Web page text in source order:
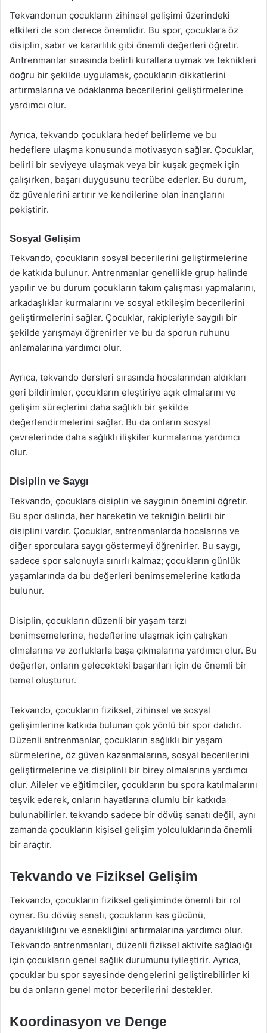
Tekvandonun çocukların zihinsel gelişimi üzerindeki
etkileri de son derece önemlidir. Bu spor, çocuklara öz
disiplin, sabır ve kararlılık gibi önemli değerleri öğretir.
Antrenmanlar sırasında belirli kurallara uymak ve teknikleri
doğru bir şekilde uygulamak, çocukların dikkatlerini
artırmalarına ve odaklanma becerilerini geliştirmelerine
yardımcı olur.
Ayrıca, tekvando çocuklara hedef belirleme ve bu
hedeflere ulaşma konusunda motivasyon sağlar. Çocuklar,
belirli bir seviyeye ulaşmak veya bir kuşak geçmek için
çalışırken, başarı duygusunu tecrübe ederler. Bu durum,
öz güvenlerini artırır ve kendilerine olan inançlarını
pekiştirir.
Sosyal Gelişim
Tekvando, çocukların sosyal becerilerini geliştirmelerine
de katkıda bulunur. Antrenmanlar genellikle grup halinde
yapılır ve bu durum çocukların takım çalışması yapmalarını,
arkadaşlıklar kurmalarını ve sosyal etkileşim becerilerini
geliştirmelerini sağlar. Çocuklar, rakipleriyle saygılı bir
şekilde yarışmayı öğrenirler ve bu da sporun ruhunu
anlamalarına yardımcı olur.
Ayrıca, tekvando dersleri sırasında hocalarından aldıkları
geri bildirimler, çocukların eleştiriye açık olmalarını ve
gelişim süreçlerini daha sağlıklı bir şekilde
değerlendirmelerini sağlar. Bu da onların sosyal
çevrelerinde daha sağlıklı ilişkiler kurmalarına yardımcı
olur.
Disiplin ve Saygı
Tekvando, çocuklara disiplin ve saygının önemini öğretir.
Bu spor dalında, her hareketin ve tekniğin belirli bir
disiplini vardır. Çocuklar, antrenmanlarda hocalarına ve
diğer sporculara saygı göstermeyi öğrenirler. Bu saygı,
sadece spor salonuyla sınırlı kalmaz; çocukların günlük
yaşamlarında da bu değerleri benimsemelerine katkıda
bulunur.
Disiplin, çocukların düzenli bir yaşam tarzı
benimsemelerine, hedeflerine ulaşmak için çalışkan
olmalarına ve zorluklarla başa çıkmalarına yardımcı olur. Bu
değerler, onların gelecekteki başarıları için de önemli bir
temel oluşturur.
Tekvando, çocukların fiziksel, zihinsel ve sosyal
gelişimlerine katkıda bulunan çok yönlü bir spor dalıdır.
Düzenli antrenmanlar, çocukların sağlıklı bir yaşam
sürmelerine, öz güven kazanmalarına, sosyal becerilerini
geliştirmelerine ve disiplinli bir birey olmalarına yardımcı
olur. Aileler ve eğitimciler, çocukların bu spora katılmalarını
teşvik ederek, onların hayatlarına olumlu bir katkıda
bulunabilirler. tekvando sadece bir dövüş sanatı değil, aynı
zamanda çocukların kişisel gelişim yolculuklarında önemli
bir araçtır.
Tekvando ve Fiziksel Gelişim
Tekvando, çocukların fiziksel gelişiminde önemli bir rol
oynar. Bu dövüş sanatı, çocukların kas gücünü,
dayanıklılığını ve esnekliğini artırmalarına yardımcı olur.
Tekvando antrenmanları, düzenli fiziksel aktivite sağladığı
için çocukların genel sağlık durumunu iyileştirir. Ayrıca,
çocuklar bu spor sayesinde dengelerini geliştirebilirler ki
bu da onların genel motor becerilerini destekler.
Koordinasyon ve Denge